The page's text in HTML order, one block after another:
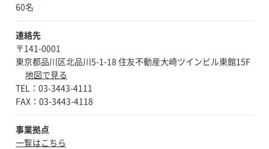
化に関して、シェーラー社は生産性と精度にお
発を伴った同社の革新的なメカトロニクス・ソ
リューションは、製造工程において最良の生産
効率もたらします。 また、現在他社製設備を
ご使用の方向けに、高品質な代替ツール・金
型・ユニットの提供が可能です。 より詳しい
までお尋ねください。
60名
連絡先
〒141-0001
東京都品川区北品川5-1-18 住友不動産大崎ツインビル東館15F
地図で見る
TEL：03-3443-4111
事業拠点
一覧はこちら